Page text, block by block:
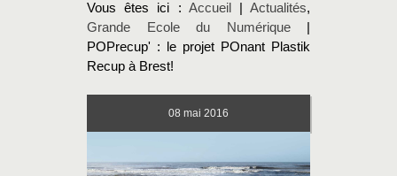
Vous êtes ici : Accueil |Actualités,
Grande Ecole du Numérique|
POPrecup' : le projet POnant Plastik
Recup à Brest!
08 mai 2016